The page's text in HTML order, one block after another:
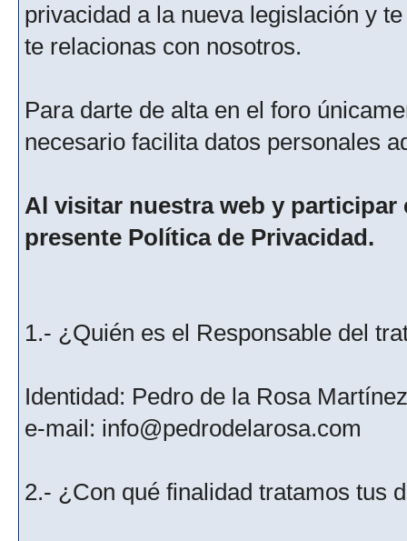
privacidad a la nueva legislación y
te relacionas con nosotros.
Para darte de alta en el foro
necesario facilita datos personales
Al visitar nuestra web y
presente Política de Privacidad.
1.- ¿Quién es el Responsable del
Identidad: Pedro de la Rosa Martínez
e-mail: info@pedrodelarosa.com
2.- ¿Con qué finalidad tratamos tus